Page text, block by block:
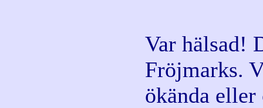
Var hälsad!
Fröjmarks.
ökända